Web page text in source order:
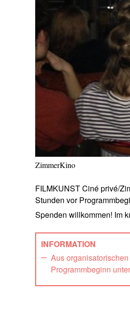
ZimmerKino
FILMKUNST Ciné privé/
Stunden vor
Spenden willkommen! Im
INFORMATION
Aus
Programmbeginn